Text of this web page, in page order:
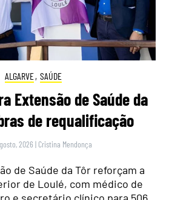
ALGARVE, SAÚDE
Extensão de Saúde da
de requalificação
2026 | Cristina Mendonça
de Saúde da Tôr reforçam a
de Loulé, com médico de